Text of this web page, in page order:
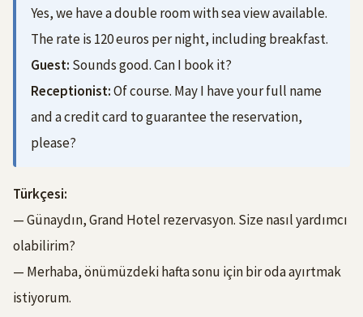
Yes, we have a double room with sea view available.
The rate is 120 euros per night, including breakfast.
Guest: Sounds good. Can I book it?
Receptionist:Of course. May I have your full name
and a credit card to guarantee the reservation,
please?
Türkçesi:
— Günaydın, Grand Hotel rezervasyon. Size nasıl yardımcı
olabilirim?
— Merhaba, önümüzdeki hafta sonu için bir oda ayırtmak
istiyorum.